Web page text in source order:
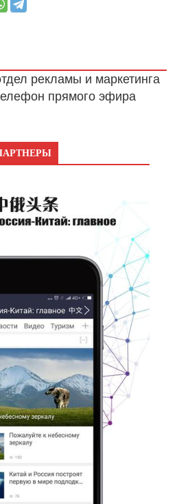
рекламы и маркетинга
прямого эфира